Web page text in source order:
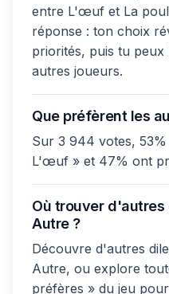
entre L'œuf et La
réponse : ton choix
priorités, puis tu
autres joueurs.
Que préfèrent les
Sur 3 944 votes,
L'œuf » et 47% ont
Où trouver
Autre ?
Découvre d'autres
Autre, ou explore
préfères » du jeu